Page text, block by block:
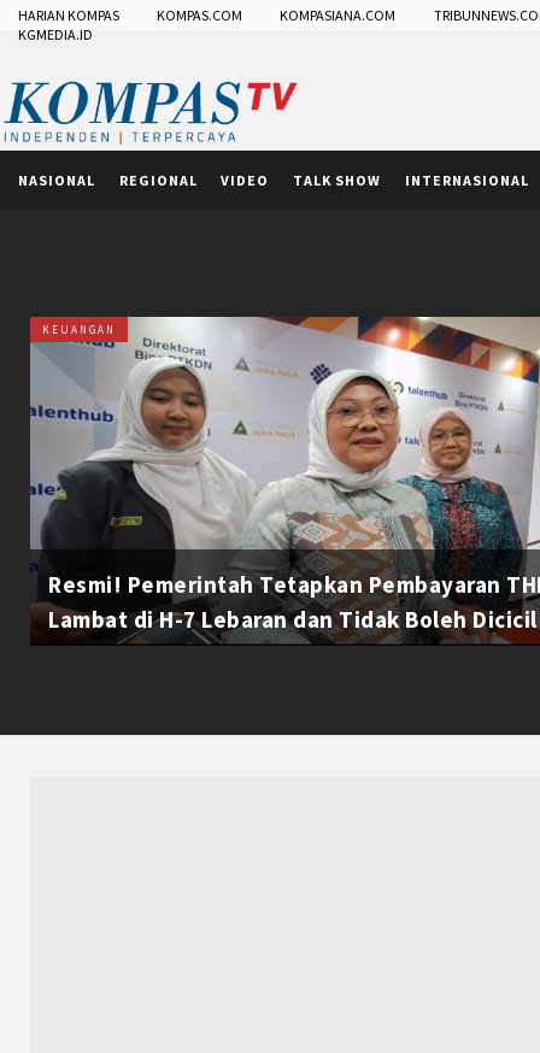
HARIAN KOMPAS KOMPAS.COM KOMPASIANA.COM
KGMEDIA.ID
NASIONAL REGIONAL VIDEO TALK SHOW INTERNASIONAL
KEUANGAN
Resmi! Pemerintah Tetapkan Pembayaran
Lambat di H-7 Lebaran dan Tidak Boleh Dicicil